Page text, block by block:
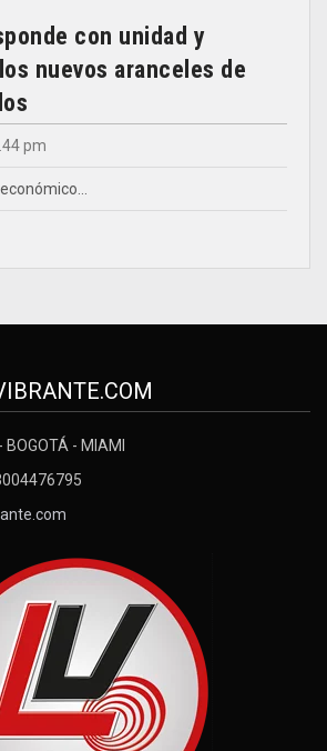
con unidad y
nuevos aranceles de
pm
BOGOTÁ - MIAMI